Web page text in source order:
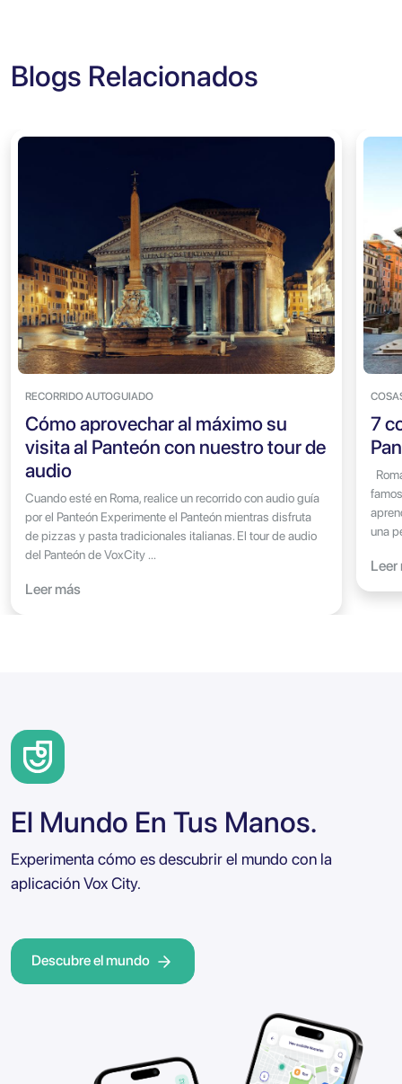
Blogs Relacionados
RECORRIDO AUTOGUIADO
Cómo aprovechar al máximo su
visita al Panteón con nuestro tour de
audio
Cuando esté en Roma, realice un recorrido con audio guía
por el Panteón Experimente el Panteón mientras disfruta
de pizzas y pasta tradicionales italianas. El tour de audio
del Panteón de VoxCity ...
Leer más
7
una
Leer
El Mundo En Tus Manos.
Experimenta cómo es descubrir el mundo con la
aplicación Vox City.
Descubre el mundo